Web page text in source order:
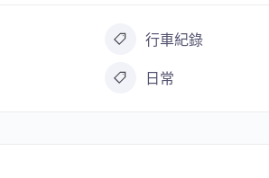
行車紀錄
日常